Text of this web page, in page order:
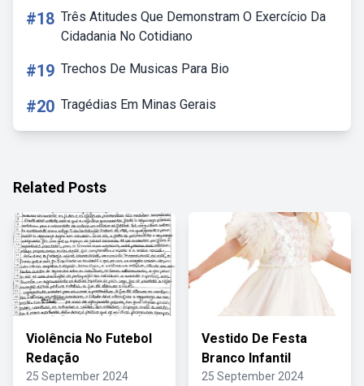
#18 Três Atitudes Que Demonstram O Exercício Da
Cidadania No Cotidiano
#19 Trechos De Musicas Para Bio
#20 Tragédias Em Minas Gerais
Related Posts
Violência No Futebol
Redação
25 September 2024
Vestido De Festa
Branco Infantil
25 September 2024